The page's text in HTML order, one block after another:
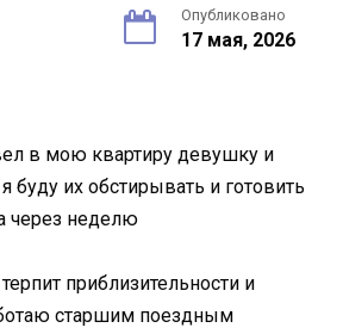
Опубликовано
17 мая, 2026
в мою квартиру девушку и
буду их обстирывать и готовить
через неделю
приблизительности и
старшим поездным